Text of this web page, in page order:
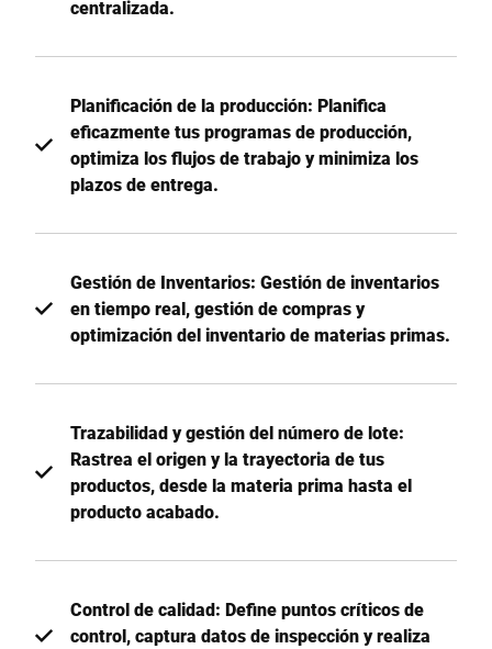
centralizada.
Planificación de la producción: Planifica
eficazmente tus programas de producción,
optimiza los flujos de trabajo y minimiza los
plazos de entrega.
Gestión de Inventarios: Gestión de inventarios
en tiempo real, gestión de compras y
optimización del inventario de materias primas.
Trazabilidad y gestión del número de lote:
Rastrea el origen y la trayectoria de tus
productos, desde la materia prima hasta el
producto acabado.
Control de calidad: Define puntos críticos de
control, captura datos de inspección y realiza